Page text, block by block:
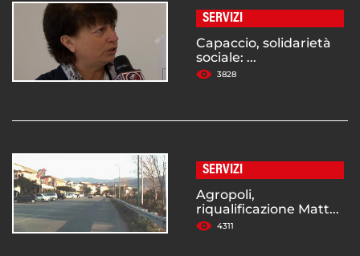
SERVIZI
Capaccio, solidarietà
sociale: ...
3828
SERVIZI
Agropoli,
riqualificazione Matt...
4311